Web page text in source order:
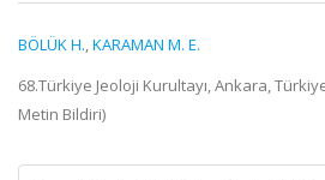
BÖLÜK H.,KARAMAN M. E.
68.Türkiye Jeoloji Kurultayı, Ankara,
Metin Bildiri)